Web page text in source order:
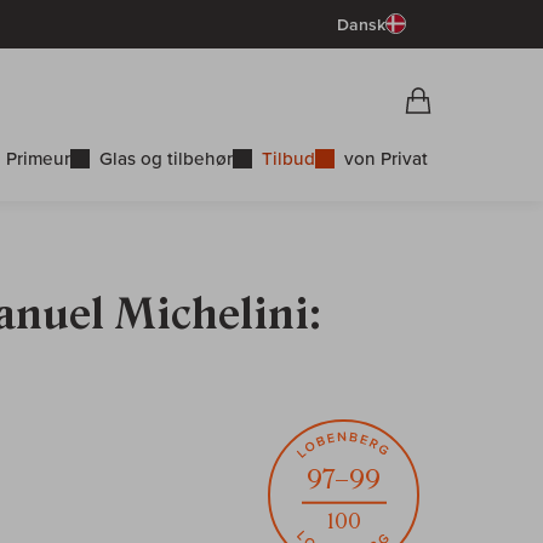
Dansk
Primeur Glas og tilbehør Tilbud von Privat
Michelini:
97–99
100